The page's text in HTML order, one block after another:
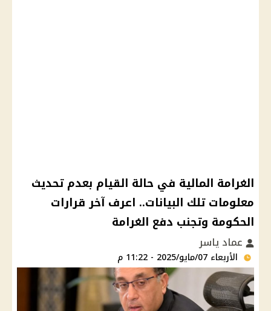
الغرامة المالية في حالة القيام بعدم تحديث
معلومات تلك البيانات.. اعرف آخر قرارات
الحكومة وتجنب دفع الغرامة
عماد ياسر
الأربعاء 07/مايو/2025 - 11:22 م